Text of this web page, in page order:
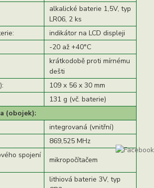
alkalické baterie 1,5V, typ
LR06, 2 ks
indikátor na LCD displeji
-20 až +40°C
krátkodobě proti mírnému
dešti
109 x 56 x 30 mm
131 g (vč. baterie)
(obojek):
integrovaná (vnitřní)
869,525 MHz
spojení
mikropočítačem
lithiová baterie 3V, typ